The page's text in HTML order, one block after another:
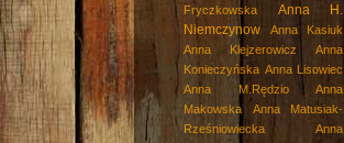
Fryczkowska
Anna H.
Niemczynow
Anna Kasiuk
Anna Klejzerowicz
Anna
Konieczyńska Anna Lisowiec
Anna M.Rędzio
Anna
Makowska
Anna Matusiak-
Rześniowiecka
Anna